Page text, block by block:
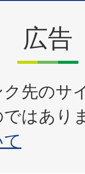
広告
先のサ
はあり